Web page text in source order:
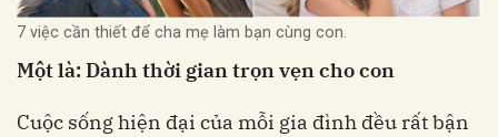
7 việc cần thiết để cha mẹ làm bạn cùng con.
Một là: Dành thời gian trọn vẹn cho con
Cuộc sống hiện đại của mỗi gia đình đều rất bận